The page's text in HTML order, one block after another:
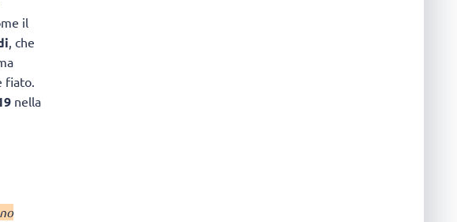
il
, che
fiato.
nella